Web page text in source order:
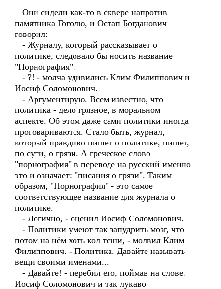
Они сидели как-то в сквере напротив
памятника Гоголю, и Остап Богданович
говорил:
- Журналу, который рассказывает о
политике, следовало бы носить название
"Порнография".
- ?! - молча удивились Клим Филиппович и
Иосиф Соломонович.
- Аргументирую. Всем известно, что
политика - дело грязное, в моральном
аспекте. Об этом даже сами политики иногда
проговариваются. Стало быть, журнал,
который правдиво пишет о политике, пишет,
по сути, о грязи. А греческое слово
"порнография" в переводе на русский именно
это и означает: "писания о грязи". Таким
образом, "Порнография" - это самое
соответствующее название для журнала о
политике.
- Логично, - оценил Иосиф Соломонович.
- Политики умеют так запудрить мозг, что
потом на нём хоть кол теши, - молвил Клим
Филиппович. - Политика. Давайте называть
вещи своими именами...
- Давайте! - перебил его, поймав на слове,
Иосиф Соломонович и так лукаво